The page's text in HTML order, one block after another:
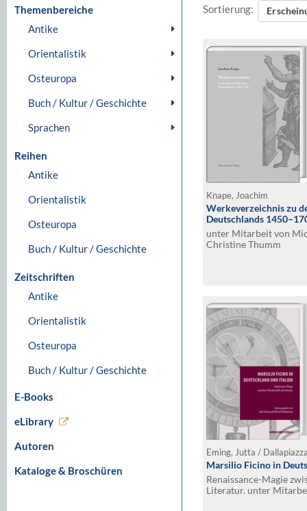
Themenbereiche
Antike
Orientalistik
Osteuropa
Buch / Kultur / Geschichte
Sprachen
Reihen
Antike
Orientalistik
Osteuropa
Buch / Kultur / Geschichte
Zeitschriften
Antike
Orientalistik
Osteuropa
Buch / Kultur / Geschichte
E-Books
eLibrary
Autoren
Kataloge & Broschüren
Sortierung:
Knape, Joachim
Werkeverzeichnis zu
Deutschlands
unter Mitarbeit von
Christine Thumm
Eming, Jutta /
Marsilio Ficino in
Renaissance-Magie
Literatur. unter